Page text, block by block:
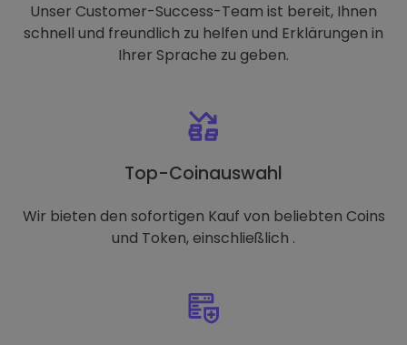
Unser Customer-Success-Team ist bereit, Ihnen
schnell und freundlich zu helfen und Erklärungen in
Ihrer Sprache zu geben.
Top-Coinauswahl
Wir bieten den sofortigen Kauf von beliebten Coins
und Token, einschließlich .